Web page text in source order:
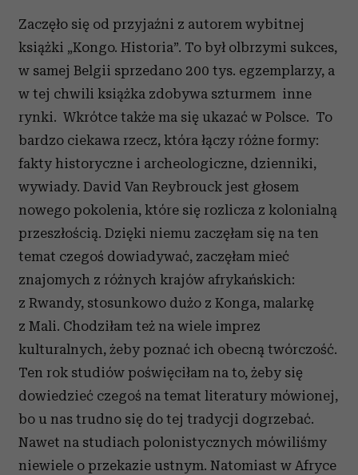
Zaczęło się od przyjaźni z autorem wybitnej
książki „Kongo. Historia”. To był olbrzymi sukces,
w samej Belgii sprzedano 200 tys. egzemplarzy, a
w tej chwili książka zdobywa szturmem inne
rynki. Wkrótce także ma się ukazać w Polsce. To
bardzo ciekawa rzecz, która łączy różne formy:
fakty historyczne i archeologiczne, dzienniki,
wywiady. David Van Reybrouck jest głosem
nowego pokolenia, które się rozlicza z kolonialną
przeszłością. Dzięki niemu zaczęłam się na ten
temat czegoś dowiadywać, zaczęłam mieć
znajomych z różnych krajów afrykańskich:
z Rwandy, stosunkowo dużo z Konga, malarkę
z Mali. Chodziłam też na wiele imprez
kulturalnych, żeby poznać ich obecną twórczość.
Ten rok studiów poświęciłam na to, żeby się
dowiedzieć czegoś na temat literatury mówionej,
bo u nas trudno się do tej tradycji dogrzebać.
Nawet na studiach polonistycznych mówiliśmy
niewiele o przekazie ustnym. Natomiast w Afryce